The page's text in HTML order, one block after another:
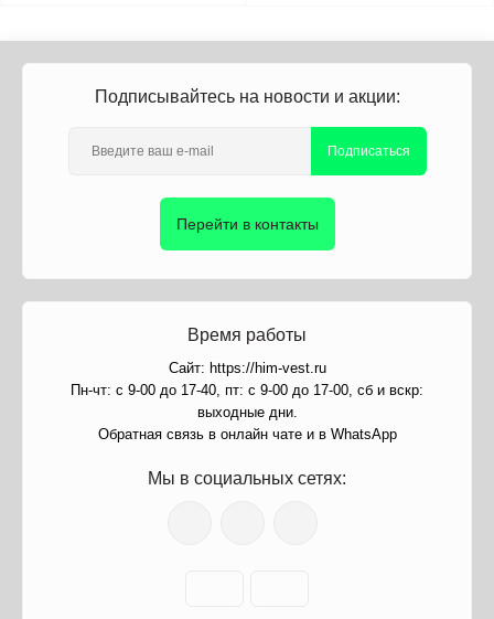
Подписывайтесь на новости и акции:
Подписаться
Перейти в контакты
Время работы
Сайт: https://him-vest.ru
Пн-чт: с 9-00 до 17-40, пт: с 9-00 до 17-00, сб и вскр:
выходные дни.
Обратная связь в онлайн чате и в WhatsApp
Мы в социальных сетях: